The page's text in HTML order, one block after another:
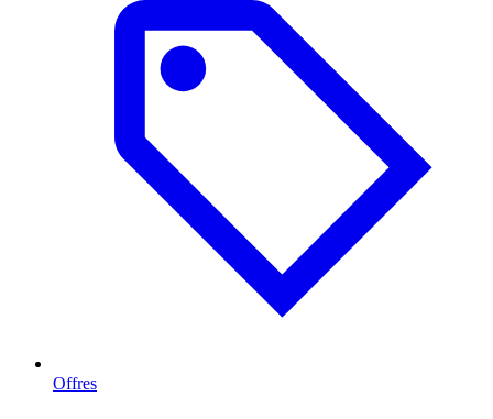
Offres